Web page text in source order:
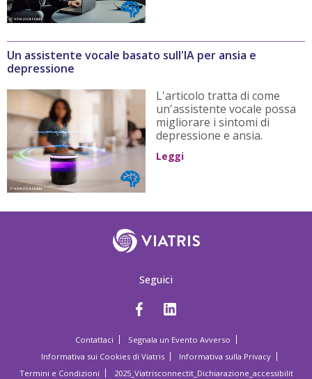
Un assistente vocale basato sull'IA per ansia e
depressione
L'articolo tratta di come
un'assistente vocale possa
migliorare i sintomi di
depressione e ansia.
Leggi
Seguici
Contattaci
Segnala un Evento Avverso
Informativa sui Cookies di Viatris
Informativa sulla Privacy
Termini e Condizioni
2025_Viatrisconnectit_Dichiarazione_accessibilit